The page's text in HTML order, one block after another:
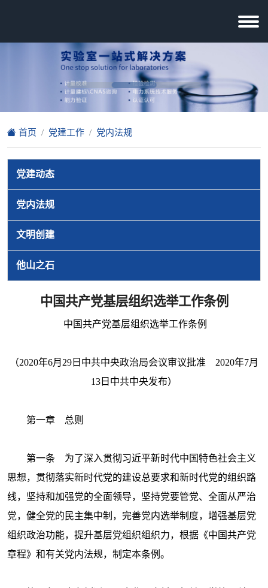
首页 党建工作 党内法规
党建动态
党内法规
文明创建
他山之石
中国共产党基层组织选举工作条例
中国共产党基层组织选举工作条例
（2020年6月29日中共中央政治局会议审议批准 2020年7月
13日中共中央发布）
第一章 总则
第一条 为了深入贯彻习近平新时代中国特色社会主义
思想，贯彻落实新时代党的建设总要求和新时代党的组织路
线，坚持和加强党的全面领导，坚持党要管党、全面从严治
党，健全党的民主集中制，完善党内选举制度，增强基层党
组织政治功能，提升基层党组织组织力，根据《中国共产党
章程》和有关党内法规，制定本条例。